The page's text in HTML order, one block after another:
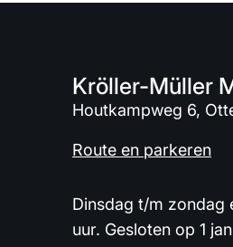
Kröller-Müller
Houtkampweg 6,
Route en parkeren
Dinsdag t/m zondag
uur. Gesloten op 1